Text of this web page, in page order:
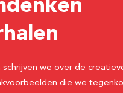
schrijven we over de
die we